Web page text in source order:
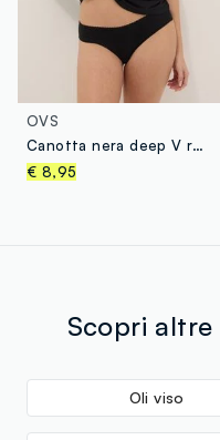
OVS
Canotta nera deep V regular fit
€ 8,95
Scopri
Oli viso